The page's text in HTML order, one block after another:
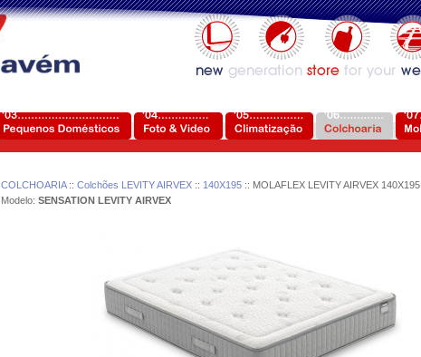
COLCHOARIA:: Colchões LEVITY AIRVEX:: 140X195:: MOLAFLEX LEVITY AIRVEX 140X195
Modelo: SENSATION LEVITY AIRVEX